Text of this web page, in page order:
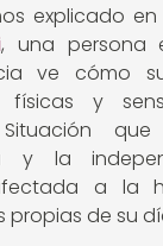
explicado
, una persona
ve cómo
físicas y
Situación
y la
a la
propias de su